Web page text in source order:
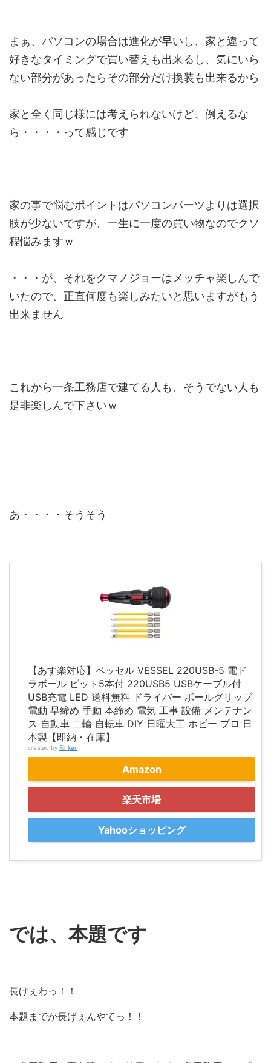
まぁ、パソコンの場合は進化が早いし、家と違って
好きなタイミングで買い替えも出来るし、気にいら
ない部分があったらその部分だけ換装も出来るから
家と全く同じ様には考えられないけど、例えるな
ら・・・・って感じです
家の事で悩むポイントはパソコンパーツよりは選択
肢が少ないですが、一生に一度の買い物なのでクソ
程悩みますｗ
・・・が、それをクマノジョーはメッチャ楽しんで
いたので、正直何度も楽しみたいと思いますがもう
出来ません
これから一条工務店で建てる人も、そうでない人も
是非楽しんで下さいｗ
あ・・・・そうそう
【あす楽対応】ベッセル VESSEL 220USB-5 電ド
ラボール ビット5本付 220USB5 USBケーブル付
USB充電 LED 送料無料 ドライバー ボールグリップ
電動 早締め 手動 本締め 電気 工事 設備 メンテナン
ス 自動車 二輪 自転車 DIY 日曜大工 ホビー プロ 日
本製【即納・在庫】
created by Rinker
Amazon
楽天市場
Yahooショッピング
では、本題です
長げぇわっ！！
本題までが長げぇんやてっ！！